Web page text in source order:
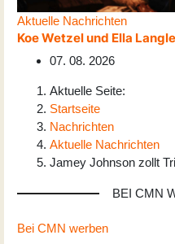
Aktuelle Nachrichten
Koe Wetzel und Ella
07. 08. 2026
Aktuelle Seite:
Startseite
Nachrichten
Aktuelle Nachrichten
Jamey Johnson zollt
BEI CMN
Bei CMN werben